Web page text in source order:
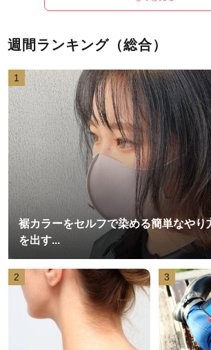
週間ランキング（総合）
1
裾カラーをセルフで染める簡単なやり
を出す...
2 3